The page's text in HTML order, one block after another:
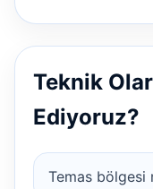
Teknik
Ediyoruz?
Temas bölgesi